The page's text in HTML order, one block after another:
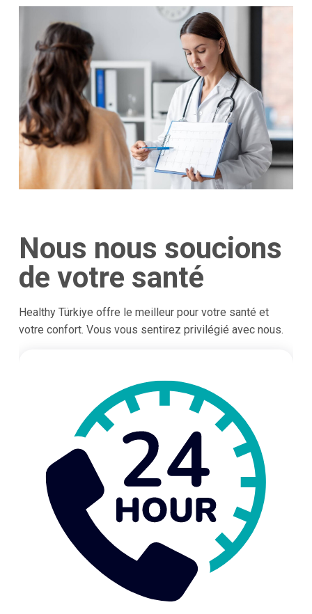
Nous nous soucions
de votre santé
Healthy Türkiye offre le meilleur pour votre santé et
votre confort. Vous vous sentirez privilégié avec nous.